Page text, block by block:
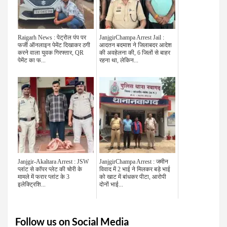
Raigarh News : पेट्रोल पंप पर
फर्जी ऑनलाइन पेमेंट दिखाकर ठगी
करने वाला युवक गिरफ्तार, QR
पेमेंट का फ...
JanjgirChampa Arrest Jail :
आदतन बदमाश ने जिलाबदर आदेश
की अवहेलना की, 6 जिलों से बाहर
रहना था, लेकिन...
Janjgir-Akaltara Arrest : JSW
प्लांट से कॉपर प्लेट की चोरी के
मामले में फरार प्लांट के 3
इलेक्ट्रिशि...
JanjgirChampa Arrest : जमीन
विवाद में 2 भाई ने मिलकर बड़े भाई
को खाट में बांधकर पीटा, आरोपी
दोनों भाई...
Follow us on Social Media